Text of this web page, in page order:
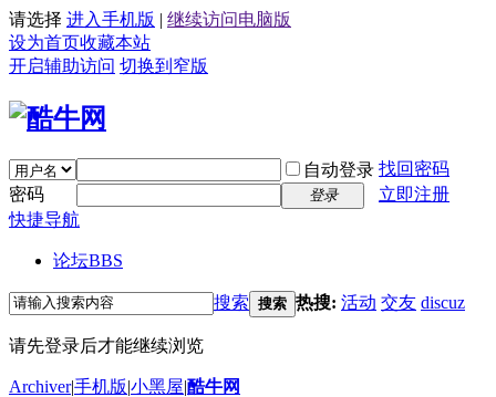
请选择 进入手机版 | 继续访问电脑版
设为首页收藏本站
开启辅助访问 切换到窄版
自动登录 找回密码
密码
登录
立即注册
快捷导航
论坛BBS
搜索 搜索 热搜: 活动 交友 discuz
请先登录后才能继续浏览
Archiver|手机版|小黑屋|酷牛网